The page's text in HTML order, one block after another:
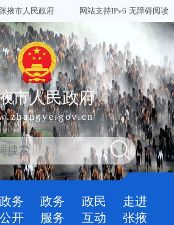
掖市人民政府 网站支持IPv6 无障碍阅读
市人民政府
政务
公开
政务
服务
政民
互动
走进
张掖